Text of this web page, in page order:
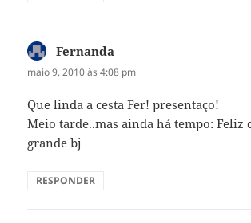
Fernanda
maio 9, 2010 às 4:08 pm
Que linda a cesta Fer! presentaço!
Meio tarde..mas ainda há tempo: Feliz
grande bj
RESPONDER